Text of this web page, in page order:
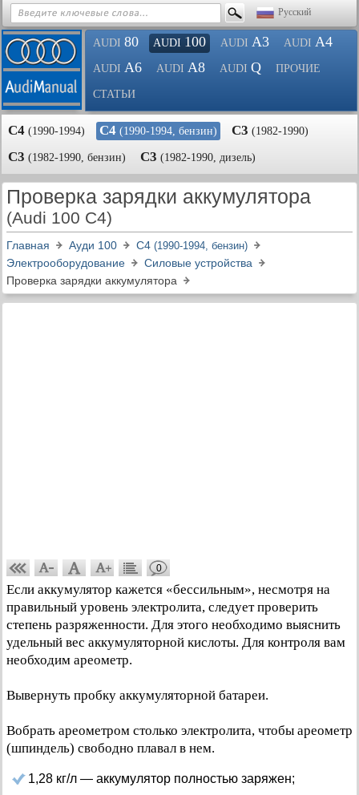
Русский
AUDI 80 AUDI 100 AUDI A3 AUDI A4
AUDI A6 AUDI A8 AUDI Q ПРОЧИЕ
СТАТЬИ
С4 (1990-1994) С4 (1990-1994, бензин) С3 (1982-1990)
С3 (1982-1990, бензин) С3 (1982-1990, дизель)
Проверка зарядки аккумулятора
(Audi 100 C4)
Главная Ауди 100 С4 (1990-1994, бензин)
Электрооборудование
Силовые устройства
Проверка зарядки аккумулятора
0
Если аккумулятор кажется «бессильным», несмотря на
правильный уровень электролита, следует проверить
степень разряженности. Для этого необходимо выяснить
удельный вес аккумуляторной кислоты. Для контроля вам
необходим ареометр.
Вывернуть пробку аккумуляторной батареи.
Вобрать ареометром столько электролита, чтобы ареометр
(шпиндель) свободно плавал в нем.
1,28 кг/л — аккумулятор полностью заряжен;